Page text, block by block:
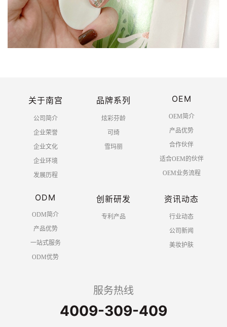
关于南宫
公司简介
企业荣誉
企业文化
企业环境
发展历程
品牌系列
炫彩芬龄
可绮
雪玛丽
OEM
OEM简介
产品优势
合作伙伴
适合OEM的伙伴
OEM业务流程
ODM
ODM简介
产品优势
一站式服务
ODM优势
创新研发
专利产品
资讯动态
行业动态
公司新闻
美妆护肤
服务热线
4009-309-409